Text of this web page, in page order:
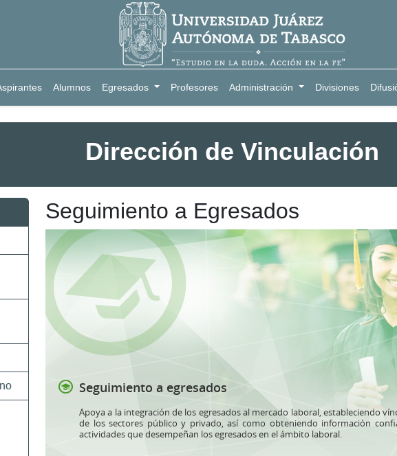
Alumnos Egresados Profesores Administración Divisiones
Dirección de Vinculación
Seguimiento a Egresados